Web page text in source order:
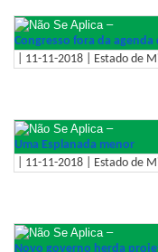
–
Congresso fora da agenda
| 11-11-2018 | Estado de
–
Uma Esplanada menor
| 11-11-2018 | Estado de
–
Novo governo herda